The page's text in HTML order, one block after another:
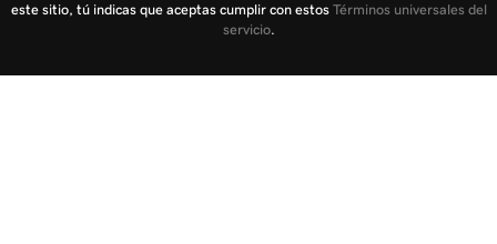
este sitio, tú indicas que aceptas cumplir con estos Términos universales del
servicio.